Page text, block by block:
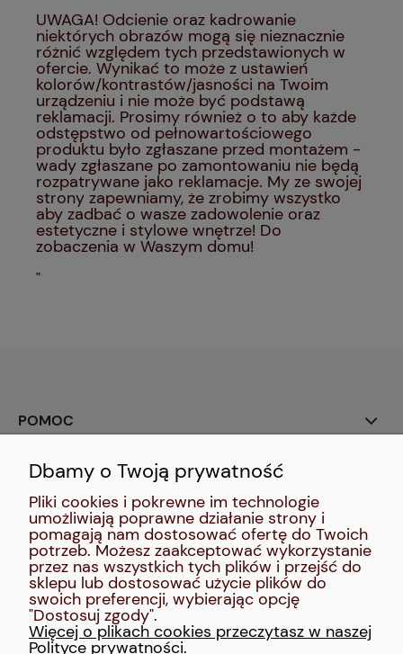
UWAGA! Odcienie oraz kadrowanie
niektórych obrazów mogą się nieznacznie
różnić względem tych przedstawionych w
ofercie. Wynikać to może z ustawień
kolorów/kontrastów/jasności na Twoim
urządzeniu i nie może być podstawą
reklamacji. Prosimy również o to aby każde
odstępstwo od pełnowartościowego
produktu było zgłaszane przed montażem -
wady zgłaszane po zamontowaniu nie będą
rozpatrywane jako reklamacje. My ze swojej
strony zapewniamy, że zrobimy wszystko
aby zadbać o wasze zadowolenie oraz
estetyczne i stylowe wnętrze! Do
zobaczenia w Waszym domu!
"
POMOC
SOCIAL MEDIA:
MOJE KONTO
INFORMACJE
O NAS
Dbamy o Twoją prywatność
Pliki cookies i pokrewne im technologie
umożliwiają poprawne działanie strony i
pomagają nam dostosować ofertę do Twoich
potrzeb. Możesz zaakceptować wykorzystanie
przez nas wszystkich tych plików i przejść do
sklepu lub dostosować użycie plików do
swoich preferencji, wybierając opcję
"Dostosuj zgody".
Więcej o plikach cookies przeczytasz w naszej
Polityce prywatności.